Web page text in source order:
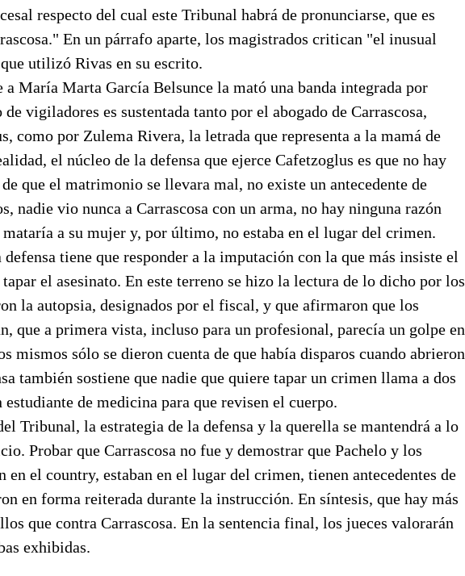
respecto del cual este Tribunal habrá de pronunciarse, que es
En un párrafo aparte, los magistrados critican "el inusual
utilizó Rivas en su escrito.
a María Marta García Belsunce la mató una banda integrada por
vigiladores es sustentada tanto por el abogado de Carrascosa,
como por Zulema Rivera, la letrada que representa a la mamá de
el núcleo de la defensa que ejerce Cafetzoglus es que no hay
que el matrimonio se llevara mal, no existe un antecedente de
nadie vio nunca a Carrascosa con un arma, no hay ninguna razón
a su mujer y, por último, no estaba en el lugar del crimen.
tiene que responder a la imputación con la que más insiste el
el asesinato. En este terreno se hizo la lectura de lo dicho por los
la autopsia, designados por el fiscal, y que afirmaron que los
que a primera vista, incluso para un profesional, parecía un golpe en
mismos sólo se dieron cuenta de que había disparos cuando abrieron
también sostiene que nadie que quiere tapar un crimen llama a dos
estudiante de medicina para que revisen el cuerpo.
Tribunal, la estrategia de la defensa y la querella se mantendrá a lo
Probar que Carrascosa no fue y demostrar que Pachelo y los
en el country, estaban en el lugar del crimen, tienen antecedentes de
en forma reiterada durante la instrucción. En síntesis, que hay más
que contra Carrascosa. En la sentencia final, los jueces valorarán
exhibidas.